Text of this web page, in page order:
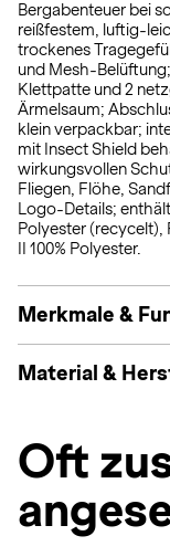
Bergabenteuer bei
reißfestem, luftig-
trockenes
und Mesh-
Klettpatte und 2
Ärmelsaum;
klein verpackbar;
mit Insect Shield
wirkungsvollen
Fliegen, Flöhe,
Logo-Details;
Polyester (recycelt),
II 100% Polyester.
Merkmale &
Material &
Oft